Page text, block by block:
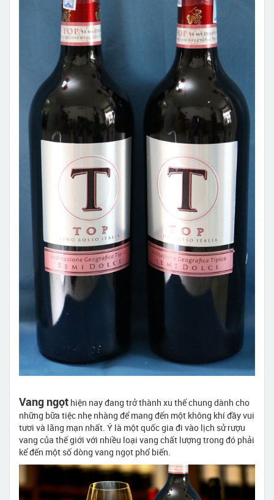
Vang ngọt hiện nay đang trở thành xu thế chung dành cho
những bữa tiệc nhẹ nhàng để mang đến một không khí đầy vui
tươi và lãng mạn nhất. Ý là một quốc gia đi vào lịch sử rượu
vang của thế giới với nhiều loại vang chất lượng trong đó phải
kể đến một số dòng vang ngọt phổ biến.